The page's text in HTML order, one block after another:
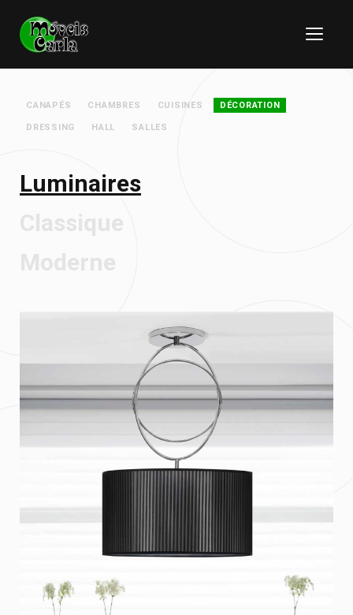
CANAPÉS CHAMBRES CUISINES DÉCORATION
DRESSING HALL SALLES
Luminaires